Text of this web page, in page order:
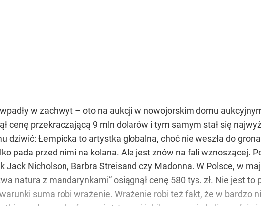
w zachwyt – oto na aukcji w nowojorskim domu
cenę przekraczającą 9 mln dolarów i tym samym stał się
dziwić: Łempicka to artystka globalna, choć nie weszła do
pada przed nimi na kolana. Ale jest znów na fali wznoszącej.
Nicholson, Barbra Streisand czy Madonna. W Polsce, w
natura z mandarynkami” osiągnął cenę 580 tys. zł. Nie jest to
suma robi wrażenie. Wrażenie robi też fakt, że w bardzo